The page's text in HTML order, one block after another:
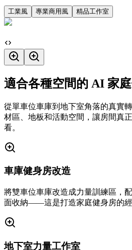
工業風 專業商用風 精品工作室
適合各種空間的 AI 家
從單車位車庫到地下室角落的真實
材區、地板和活動空間，讓房間真
看。
車庫健身房改造
將雙車位車庫改造成力量訓練區，
面收納——這是打造家庭健身房的經
地下室力量工作室